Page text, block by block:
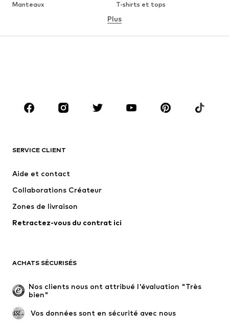
Manteaux
T-shirts et tops
Lingerie
Jupes
Blouses et tuniques
Accessoires
Premium
Nouveautés
Lingerie
Manteaux
Jupes
Occasions spéciales
Exclusif
Remise à neuf
Plus
SERVICE CLIENT
Aide et contact
Collaborations Créateur
Zones de livraison
Retractez-vous du contrat ici
ACHATS SÉCURISÉS
Nos clients nous ont attribué l'évaluation "Très
bien"
Vos données sont en sécurité avec nous